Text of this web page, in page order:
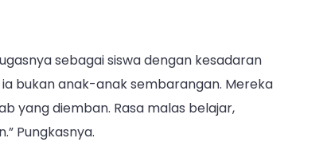
sebagai siswa dengan kesadaran
bukan anak-anak sembarangan. Mereka
yang diemban. Rasa malas belajar,
Pungkasnya.